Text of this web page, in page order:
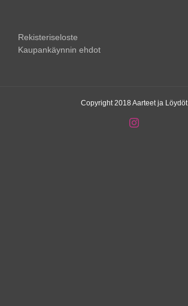
Rekisteriseloste
Kaupankäynnin ehdot
Copyright 2018 Aarteet ja Löydöt
Instagram